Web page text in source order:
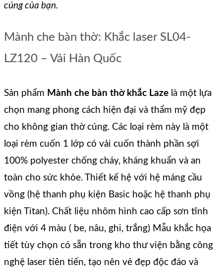
cúng của bạn.
Mành che bàn thờ: Khắc laser SL04-
LZ120 – Vải Hàn Quốc
Sản phẩm Mành che bàn thờ khắc Laze là một lựa
chọn mang phong cách hiện đại và thẩm mỹ đẹp
cho không gian thờ cúng. Các loại rèm này là một
loại rèm cuốn 1 lớp có vải cuốn thành phần sợi
100% polyester chống cháy, kháng khuẩn và an
toàn cho sức khỏe. Thiết kế hệ với hệ máng cầu
vồng (hệ thanh phụ kiện Basic hoặc hệ thanh phụ
kiện Titan). Chất liệu nhôm hình cao cấp sơn tĩnh
điện với 4 màu ( be, nâu, ghi, trắng) Mẫu khắc họa
tiết tùy chọn có sẵn trong kho thư viện bằng công
nghệ laser tiên tiến, tạo nên vẻ đẹp độc đáo và